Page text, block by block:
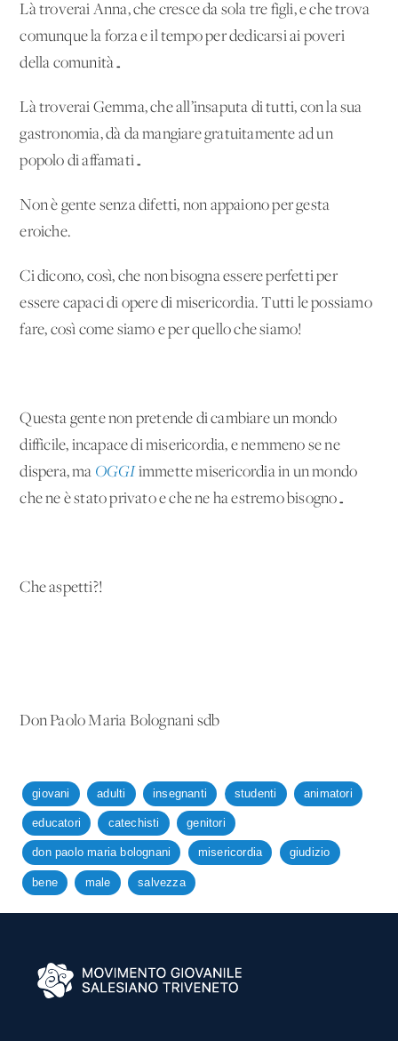
Là troverai Anna, che cresce da sola tre figli, e che trova
comunque la forza e il tempo per dedicarsi ai poveri
della comunità…
Là troverai Gemma, che all’insaputa di tutti, con la sua
gastronomia, dà da mangiare gratuitamente ad un
popolo di affamati…
Non è gente senza difetti, non appaiono per gesta
eroiche.
Ci dicono, così, che non bisogna essere perfetti per
essere capaci di opere di misericordia. Tutti le possiamo
fare, così come siamo e per quello che siamo!
Questa gente non pretende di cambiare un mondo
difficile, incapace di misericordia, e nemmeno se ne
dispera, ma OGGIimmette misericordia in un mondo
che ne è stato privato e che ne ha estremo bisogno…
Che aspetti?!
Don Paolo Maria Bolognani sdb
giovani adulti insegnanti studenti animatori
educatori catechisti genitori
don paolo maria bolognani misericordia giudizio
bene male salvezza